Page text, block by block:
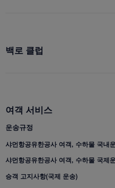
백로 클럽
여객 서비스
운송규정
샤먼항공유한공사 여객, 수하물 국내
샤먼항공유한공사 여객, 수하물 국제
승객 고지사항(국제 운송)